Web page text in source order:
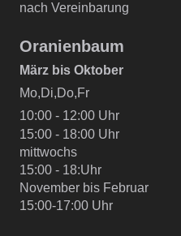
nach Vereinbarung
Oranienbaum
März bis Oktober
Mo,Di,Do,Fr
10:00 - 12:00 Uhr
15:00 - 18:00 Uhr
mittwochs
15:00 - 18:Uhr
November bis Februar
15:00-17:00 Uhr